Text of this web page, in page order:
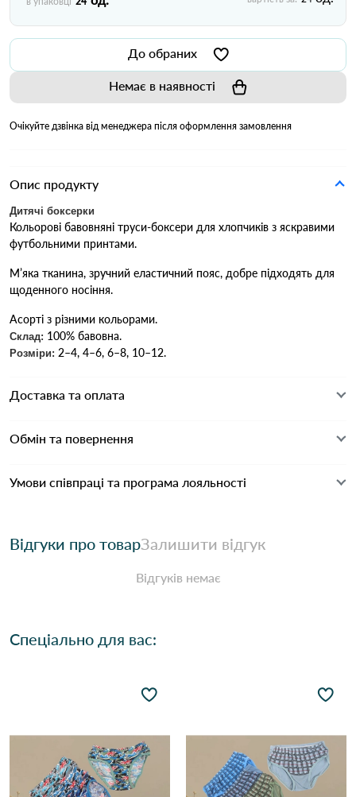
До обраних
Немає в наявності
Очікуйте дзвінка від менеджера після оформлення замовлення
Опис продукту
Дитячі боксерки
Кольорові бавовняні труси-боксери для хлопчиків з яскравими
футбольними принтами.
М’яка тканина, зручний еластичний пояс, добре підходять для
щоденного носіння.
Асорті з різними кольорами.
Склад: 100% бавовна.
Розміри: 2–4, 4–6, 6–8, 10–12.
Доставка та оплата
Обмін та повернення
Умови співпраці та програма лояльності
Відгуки про товарЗалишити відгук
Відгуків немає
Спеціально для вас: